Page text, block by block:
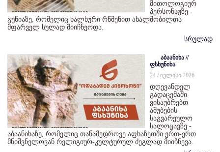
მითოლოგიურ
პერსონაჟზე -
გუნიაზე, რომელიც ხალხური რწმენით ახალშობილთა
მფარველ სულად მიიჩნეოდა.
სრულად
აბაანიხა //
ფსხუნიხა
24 / ივლისი 2026
დღევანდელ
გადაცემაში
ვისაუბრებთ
აშუბების
საგვარეულო
სალოცავზე -
აბაანიხაზე, რომელიც თანამედროვე აფხაზეთში ერთ-ერთ
მნიშვნელოვან რელიგიურ-კულტურულ ძეგლად მიიჩნევა.